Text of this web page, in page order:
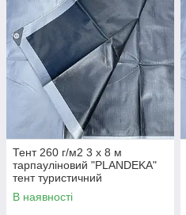
Тент 260 г/м2 3 х 8 м
тарпауліновий "PLANDEKA"
тент туристичний
В наявності